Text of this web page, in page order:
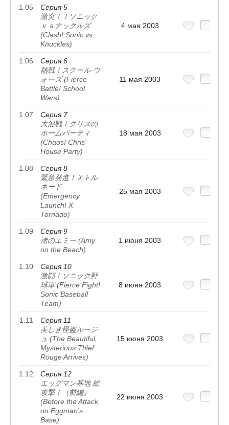
1.05
Серия 5
激突！！ソニック
ｖｓナックルズ
(Clash! Sonic vs.
Knuckles)
4 мая 2003
1.06
Серия 6
熱戦！スクール·ウ
ォーズ (Fierce
Battle! School
Wars)
11 мая 2003
1.07
Серия 7
大混戦！クリスの
ホームパーティ
(Chaos! Chris'
House Party)
18 мая 2003
1.08
Серия 8
緊急発進！Ｘトル
ネード
(Emergency
Launch! X
Tornado)
25 мая 2003
1.09
Серия 9
渚のエミー (Amy
on the Beach)
1 июня 2003
1.10
Серия 10
激闘！ソニック野
球軍 (Fierce Fight!
Sonic Baseball
Team)
8 июня 2003
1.11
Серия 11
美しき怪盗ルージ
ュ (The Beautiful,
Mysterious Thief
Rouge Arrives)
15 июня 2003
1.12
Серия 12
エッグマン基地 総
攻撃！（前編）
(Before the Attack
on Eggman's
Base)
22 июня 2003